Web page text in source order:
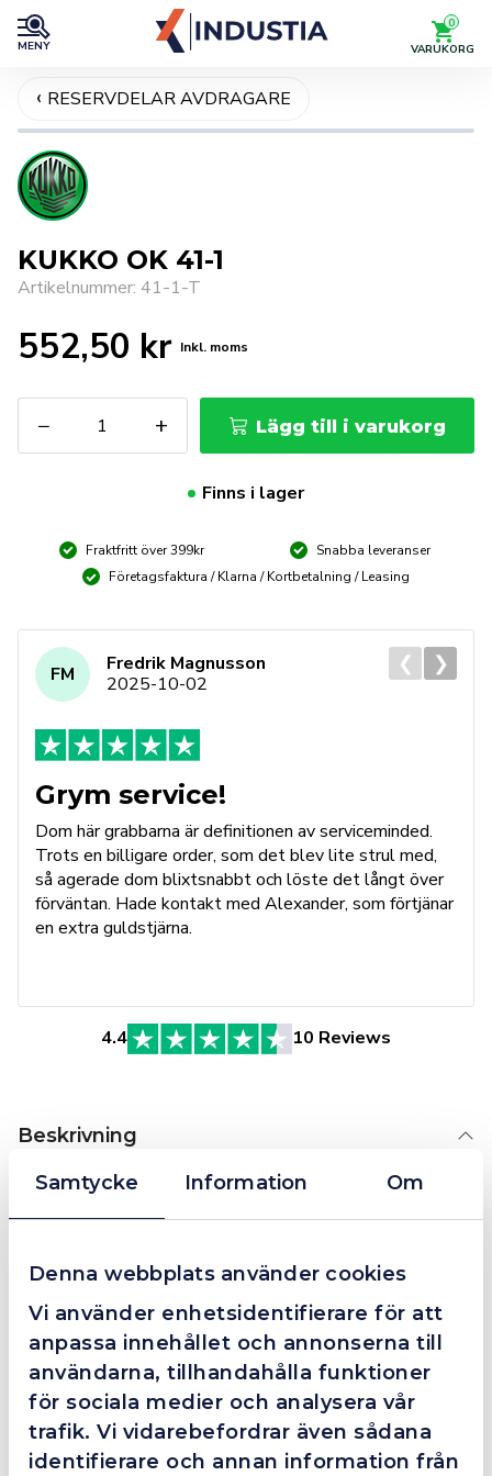
Samtycke Information Om
Denna webbplats använder cookies
Vi använder enhetsidentifierare för att
anpassa innehållet och annonserna till
användarna, tillhandahålla funktioner
för sociala medier och analysera vår
trafik. Vi vidarebefordrar även sådana
identifierare och annan information från
MENY
0
VARUKORG
RESERVDELAR AVDRAGARE
KUKKO OK 41-1
Artikelnummer: 41-1-T
552,50 kr Inkl. moms
−
OK
41-
+ Lägg till i varukorg
Finns i lager
Fraktfritt över 399kr
Snabba leveranser
Företagsfaktura / Klarna / Kortbetalning / Leasing
4.4 10 Reviews
FM
Fredrik Magnusson
2025-10-02
Grym service!
Dom här grabbarna är definitionen av serviceminded.
Trots en billigare order, som det blev lite strul med,
så agerade dom blixtsnabbt och löste det långt över
förväntan. Hade kontakt med Alexander, som förtjänar
en extra guldstjärna.
❮ ❯
Beskrivning
41-1
41-2
Ytterligare Information
Bilagor